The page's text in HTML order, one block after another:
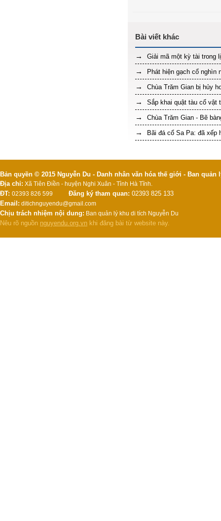
Giải mã một kỳ tài trong
Phát hiện gạch cổ nghìn
Chùa Trăm Gian bị hủy
Sắp khai quật tàu cổ vật
Chùa Trăm Gian - Bẽ
Bãi đá cổ Sa Pa: đã xếp
Bản quyền © 2015 Nguyễn Du - Danh nhân văn hóa thế giới - Ban
Địa chỉ: Xã Tiên Điền - huyện Nghi Xuân - Tỉnh Hà Tĩnh.
ĐT: 02393 826 599 Đăng ký tham quan: 02393 825 133
Email: ditichnguyendu@gmail.com
Chịu trách nhiệm nội dung: Ban quản lý khu di tích Nguyễn Du
Nêu rõ nguồn nguyendu.org.vn khi đăng bài từ website này.